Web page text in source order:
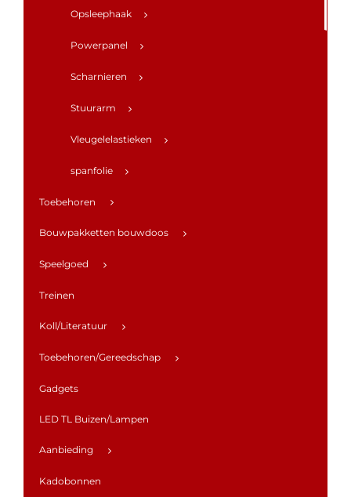
Opsleephaak
Powerpanel
Scharnieren
Stuurarm
Vleugelelastieken
spanfolie
Toebehoren
Bouwpakketten bouwdoos
Speelgoed
Treinen
Koll/Literatuur
Toebehoren/Gereedschap
Gadgets
LED TL Buizen/Lampen
Aanbieding
Kadobonnen